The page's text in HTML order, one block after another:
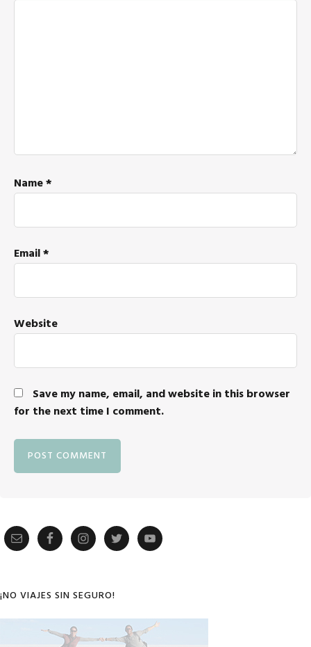
Name*
Email*
Website
Save my name, email, and website in this browser
for the next time I comment.
Primary
¡NO VIAJES SIN SEGURO!